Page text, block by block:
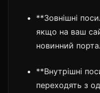
**Зовнішні
якщо на ваш
новинний
**Внутрішні
переходять з